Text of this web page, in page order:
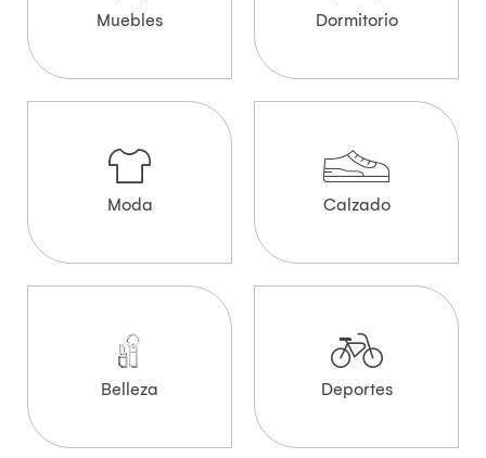
Muebles Dormitorio
Moda Calzado
Belleza Deportes